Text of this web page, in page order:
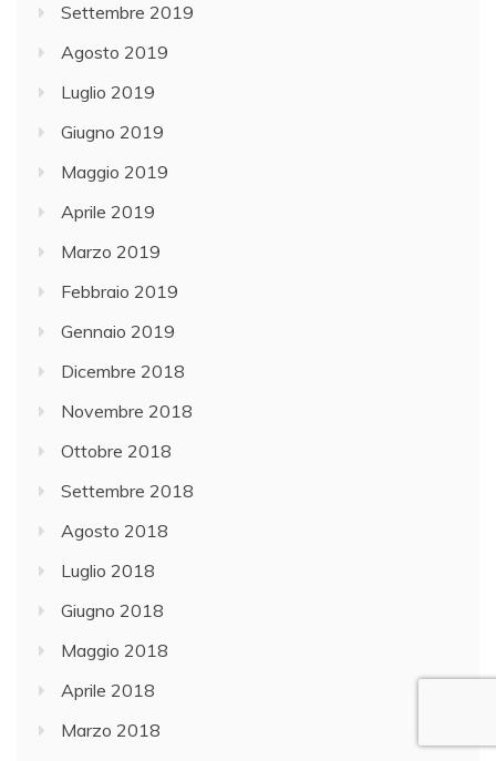
Settembre 2019
Agosto 2019
Luglio 2019
Giugno 2019
Maggio 2019
Aprile 2019
Marzo 2019
Febbraio 2019
Gennaio 2019
Dicembre 2018
Novembre 2018
Ottobre 2018
Settembre 2018
Agosto 2018
Luglio 2018
Giugno 2018
Maggio 2018
Aprile 2018
Marzo 2018